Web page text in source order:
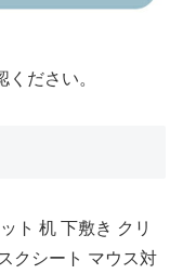
ださい。
ト 机 下敷き クリ
クシート マウス対